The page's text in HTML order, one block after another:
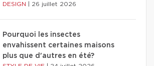
DESIGN 26 juillet 2026
Pourquoi les insectes
envahissent certaines maisons
plus que d'autres en été?